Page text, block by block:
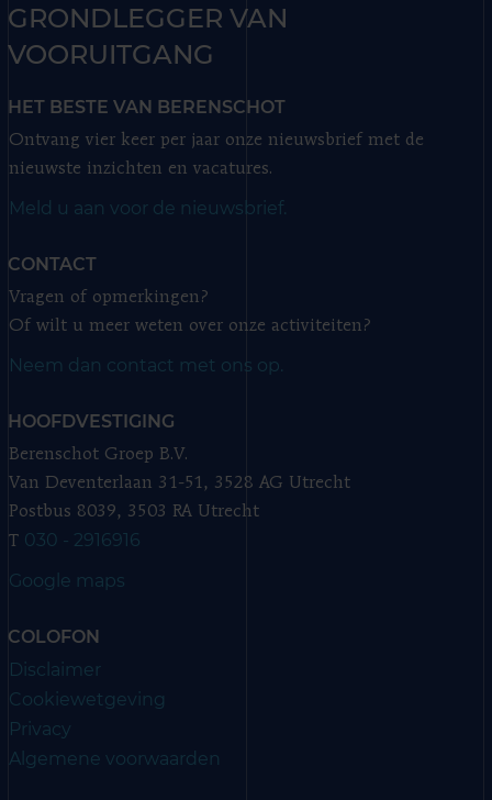
GRONDLEGGER VAN
VOORUITGANG
HET BESTE VAN BERENSCHOT
Ontvang vier keer per jaar onze nieuwsbrief met de
nieuwste inzichten en vacatures.
Meld u aan voor de nieuwsbrief.
CONTACT
Vragen of opmerkingen?
Of wilt u meer weten over onze activiteiten?
Neem dan contact met ons op.
HOOFDVESTIGING
Berenschot Groep B.V.
Van Deventerlaan 31-51, 3528 AG Utrecht
Postbus 8039, 3503 RA Utrecht
T 030 - 2916916
Google maps
COLOFON
Disclaimer
Cookiewetgeving
Privacy
Algemene voorwaarden